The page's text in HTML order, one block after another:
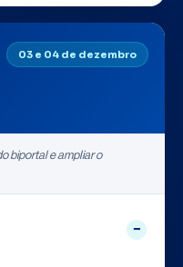
03 e 04 de dezembro
biportal e ampliar o